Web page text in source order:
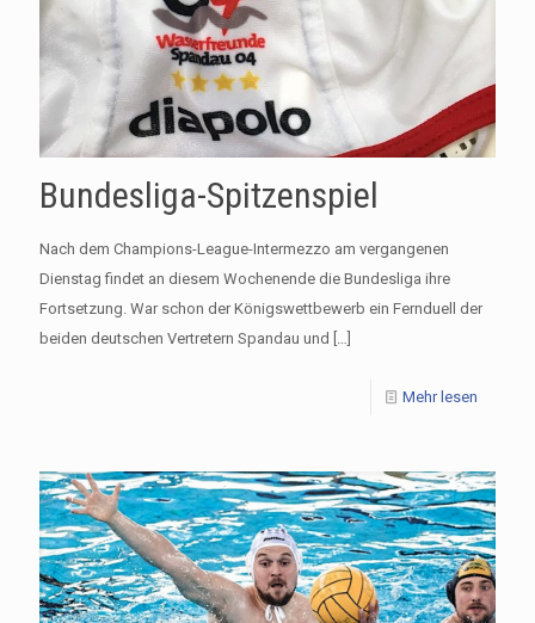
Bundesliga-Spitzenspiel
Nach dem Champions-League-Intermezzo am vergangenen
Dienstag findet an diesem Wochenende die Bundesliga ihre
Fortsetzung. War schon der Königswettbewerb ein Fernduell der
beiden deutschen Vertretern Spandau und
Mehr lesen